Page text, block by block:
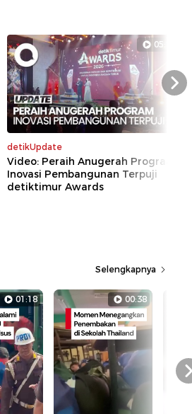
05:29
detikUpdate
Video: Peraih Anugerah Program
Inovasi Pembangunan Terpuji
detiktimur Awards
Next
Selengkapnya
01:18 00:38